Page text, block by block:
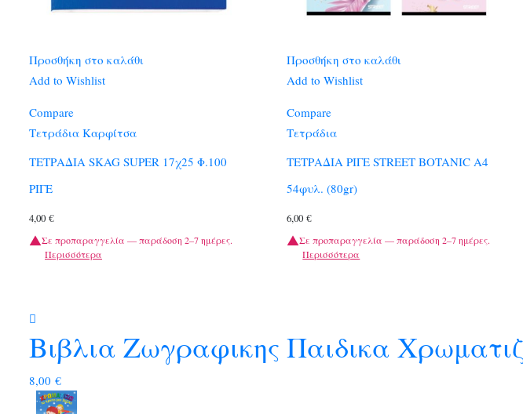
Προσθήκη στο καλάθι
Add to Wishlist
Compare
Τετράδια Καρφίτσα
ΤΕΤΡΑΔΙΑ SKAG SUPER 17χ25 Φ.100
ΡΙΓΕ
4,00 €
Σε προπαραγγελία — παράδοση 2–7 ημέρες.
Περισσότερα
Προσθήκη στο καλάθι
Add to Wishlist
Compare
Τετράδια
ΤΕΤΡΑΔΙΑ ΡΙΓΕ STREET BOTANIC A4
54φυλ. (80gr)
6,00€
Σε προπαραγγελία — παράδοση 2–7 ημέρες.
Περισσότερα
Βιβλια Ζωγραφικης Παιδικα
8,00 €